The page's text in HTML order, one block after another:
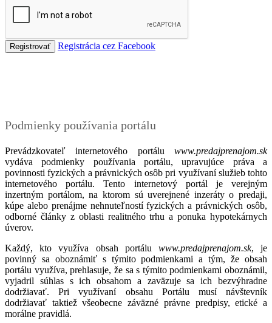
Registrácia cez Facebook
Podmienky používania portálu
Prevádzkovateľ internetového portálu www.predajprenajom.sk
vydáva podmienky používania portálu, upravujúce práva a
povinnosti fyzických a právnických osôb pri využívaní služieb tohto
internetového portálu. Tento internetový portál je verejným
inzertným portálom, na ktorom sú uverejnené inzeráty o predaji,
kúpe alebo prenájme nehnuteľností fyzických a právnických osôb,
odborné články z oblasti realitného trhu a ponuka hypotekárnych
úverov.
Každý, kto využíva obsah portálu www.predajprenajom.sk, je
povinný sa oboznámiť s týmito podmienkami a tým, že obsah
portálu využíva, prehlasuje, že sa s týmito podmienkami oboznámil,
vyjadril súhlas s ich obsahom a zaväzuje sa ich bezvýhradne
dodržiavať. Pri využívaní obsahu Portálu musí návštevník
dodržiavať taktiež všeobecne záväzné právne predpisy, etické a
morálne pravidlá.